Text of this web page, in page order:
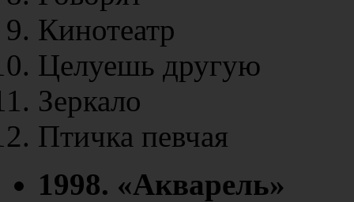
Кинотеатр
Целуешь другую
Зеркало
Птичка певчая
1998. «Акварель»